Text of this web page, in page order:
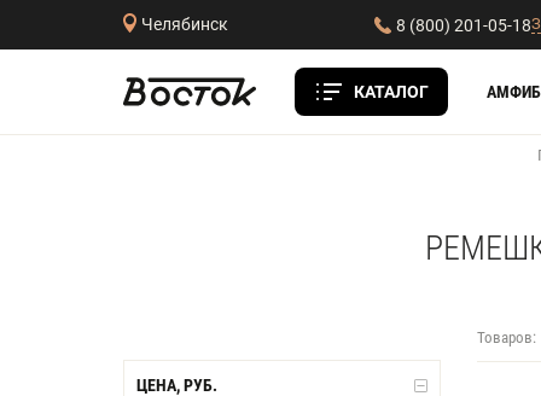
Челябинск 8 (800) 201-05-18
КАТАЛОГ
ЦЕНА, РУБ.
Товаров: